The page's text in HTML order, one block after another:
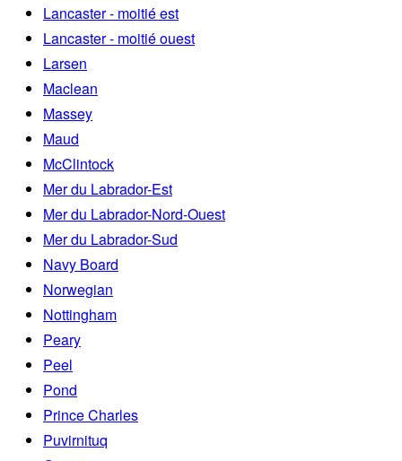
Lancaster - moitié est
Lancaster - moitié ouest
Larsen
Maclean
Massey
Maud
McClintock
Mer du Labrador-Est
Mer du Labrador-Nord-Ouest
Mer du Labrador-Sud
Navy Board
Norwegian
Nottingham
Peary
Peel
Pond
Prince Charles
Puvirnituq